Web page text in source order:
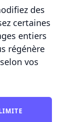
des
certaines
entiers
régénère
vos